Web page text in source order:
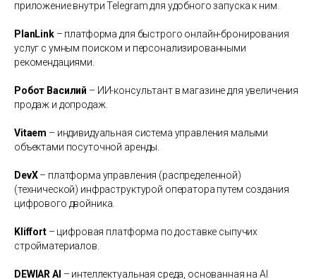
приложение внутри Telegram для удобного запуска к ним.
PlanLink– платформа для быстрого онлайн-бронирования
услуг с умным поиском и персонализированными
рекомендациями.
Робот Василий – ИИ-консультант в магазине для увеличения
продаж и допродаж.
Vitaem – индивидуальная система управления малыми
объектами посуточной аренды.
DevX– платформа управления (распределенной)
(технической) инфраструктурой оператора путем создания
цифрового двойника.
Kliffort– цифровая платформа по доставке сыпучих
стройматериалов.
DEWIAR AI – интеллектуальная среда, основанная на AI